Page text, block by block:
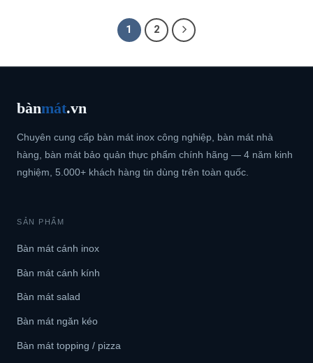
1 2
bànmát.vn
Chuyên cung cấp bàn mát inox công nghiệp, bàn mát nhà
hàng, bàn mát bảo quản thực phẩm chính hãng — 4 năm kinh
nghiệm, 5.000+ khách hàng tin dùng trên toàn quốc.
SẢN PHẨM
Bàn mát cánh inox
Bàn mát cánh kính
Bàn mát salad
Bàn mát ngăn kéo
Bàn mát topping / pizza